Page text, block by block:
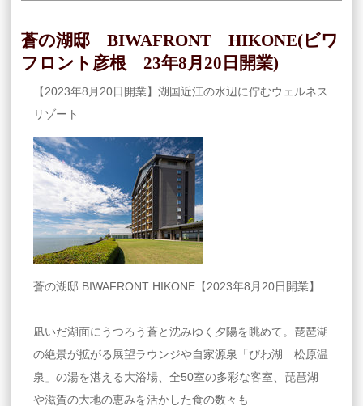
蒼の湖邸 BIWAFRONT HIKONE(ビワ
フロント彦根 23年8月20日開業)
【2023年8月20日開業】湖国近江の水辺に佇むウェルネス
リゾート
蒼の湖邸 BIWAFRONT HIKONE【2023年8月20日開業】
凪いだ湖面にうつろう蒼と沈みゆく夕陽を眺めて。琵琶湖
の絶景が拡がる展望ラウンジや自家源泉「びわ湖 松原温
泉」の湯を湛える大浴場、全50室の多彩な客室、琵琶湖
や滋賀の大地の恵みを活かした食の数々も